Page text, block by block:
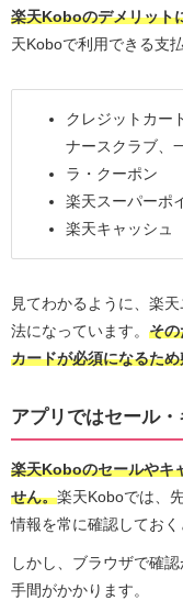
楽天Koboのデメリット
天Koboで利用できる支
クレジットカー
ナースクラブ、
ラ・クーポン
楽天スーパーポ
楽天キャッシュ
見てわかるように、楽
法になっています。 その
カードが必須になるた
アプリではセール
楽天Koboのセールやキ
せん。楽天Koboでは、
情報を常に確認しておく
しかし、ブラウザで確
手間がかかります。